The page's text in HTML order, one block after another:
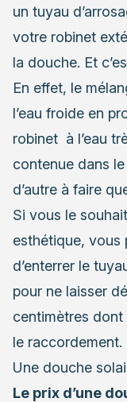
un tuyau
votre robinet
la douche. Et
En effet, le
l’eau froide en
robinet à l’eau
contenue dans
d’autre à faire
Si vous le
esthétique, vous
d’enterrer le
pour ne laisser
centimètres
le raccordement.
Une douche
Le prix d’une